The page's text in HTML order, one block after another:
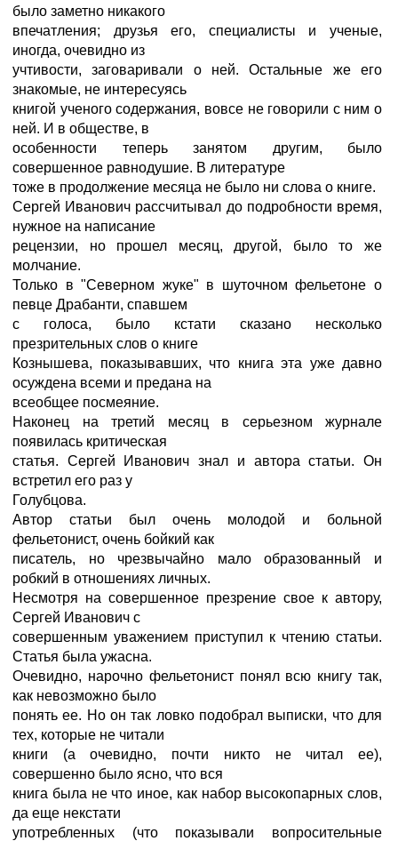
было заметно никакого
впечатления; друзья его, специалисты и ученые,
иногда, очевидно из
учтивости, заговаривали о ней. Остальные же его
знакомые, не интересуясь
книгой ученого содержания, вовсе не говорили с ним о
ней. И в обществе, в
особенности теперь занятом другим, было
совершенное равнодушие. В литературе
тоже в продолжение месяца не было ни слова о книге.
Сергей Иванович рассчитывал до подробности время,
нужное на написание
рецензии, но прошел месяц, другой, было то же
молчание.
Только в "Северном жуке" в шуточном фельетоне о
певце Драбанти, спавшем
с голоса, было кстати сказано несколько
презрительных слов о книге
Кознышева, показывавших, что книга эта уже давно
осуждена всеми и предана на
всеобщее посмеяние.
Наконец на третий месяц в серьезном журнале
появилась критическая
статья. Сергей Иванович знал и автора статьи. Он
встретил его раз у
Голубцова.
Автор статьи был очень молодой и больной
фельетонист, очень бойкий как
писатель, но чрезвычайно мало образованный и
робкий в отношениях личных.
Несмотря на совершенное презрение свое к автору,
Сергей Иванович с
совершенным уважением приступил к чтению статьи.
Статья была ужасна.
Очевидно, нарочно фельетонист понял всю книгу так,
как невозможно было
понять ее. Но он так ловко подобрал выписки, что для
тех, которые не читали
книги (а очевидно, почти никто не читал ее),
совершенно было ясно, что вся
книга была не что иное, как набор высокопарных слов,
да еще некстати
употребленных (что показывали вопросительные